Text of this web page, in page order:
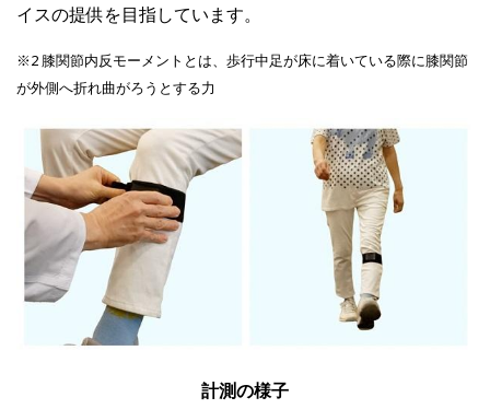
イスの提供を目指しています。
※2 膝関節内反モーメントとは、歩行中足が床に着いている際に膝関節
が外側へ折れ曲がろうとする力
計測の様子